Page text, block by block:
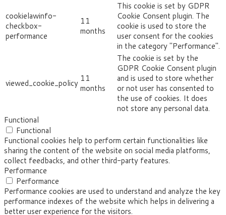
cookielawinfo-
checkbox-
performance
11
months
This cookie is set by GDPR
Cookie Consent plugin. The
cookie is used to store the
user consent for the cookies
in the category "Performance".
viewed_cookie_policy 11
months
The cookie is set by the
GDPR Cookie Consent plugin
and is used to store whether
or not user has consented to
the use of cookies. It does
not store any personal data.
Functional
Functional
Functional cookies help to perform certain functionalities like
sharing the content of the website on social media platforms,
collect feedbacks, and other third-party features.
Performance
Performance
Performance cookies are used to understand and analyze the key
performance indexes of the website which helps in delivering a
better user experience for the visitors.